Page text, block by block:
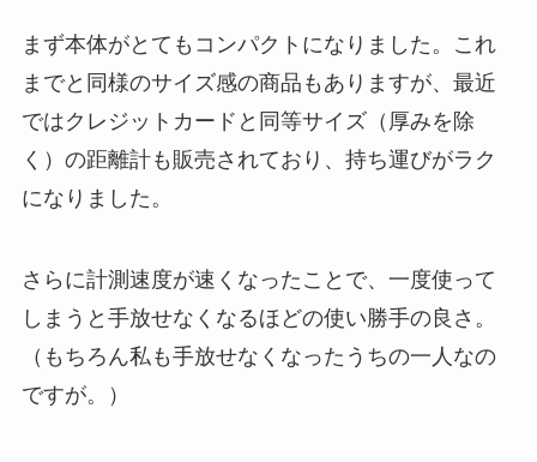
まず本体がとてもコンパクトになりました。これ
までと同様のサイズ感の商品もありますが、最近
ではクレジットカードと同等サイズ（厚みを除
く）の距離計も販売されており、持ち運びがラク
になりました。
さらに計測速度が速くなったことで、一度使って
しまうと手放せなくなるほどの使い勝手の良さ。
（もちろん私も手放せなくなったうちの一人なの
ですが。）